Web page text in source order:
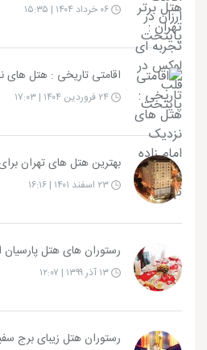
اقامتی تاریخی : هتل های
بهترین هتل های تهران
رستوران های هتل پارسیان
رستوران هتل زیبای برج